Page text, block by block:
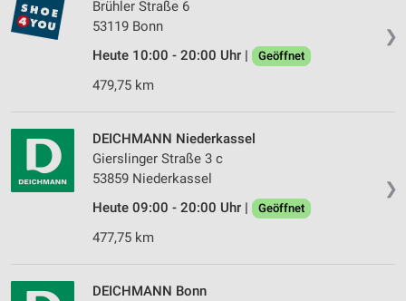
❯
Brühler Straße 6
53119 Bonn
Heute 10:00 - 20:00 Uhr |
Geöffnet
479,75 km
❯
DEICHMANN Niederkassel
Gierslinger Straße 3 c
53859 Niederkassel
Heute 09:00 - 20:00 Uhr |
Geöffnet
477,75 km
DEICHMANN Bonn